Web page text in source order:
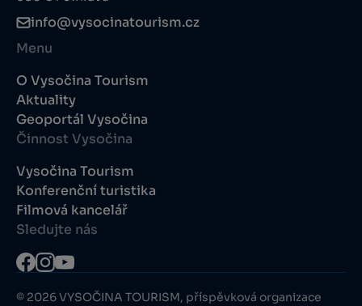
info@vysocinatourism.cz
Menu
O Vysočina Tourism
Aktuality
Geoportál Vysočina
Činnost Vysočina
Vysočina Tourism
Konferenční turistika
Filmová kancelář
Sledujte nás
© 2026 VYSOČINA TOURISM, příspěvková organizace